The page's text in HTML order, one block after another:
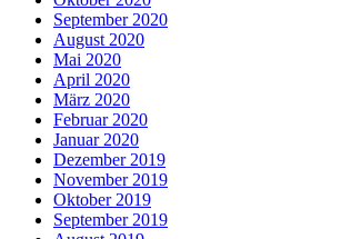
September 2020
August 2020
Mai 2020
April 2020
März 2020
Februar 2020
Januar 2020
Dezember 2019
November 2019
Oktober 2019
September 2019